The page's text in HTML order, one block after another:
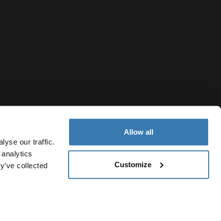
our traffic.
collected
Allow all
Customize
Politica dei cookie Impostazioni cookie Current market/
Switzerland